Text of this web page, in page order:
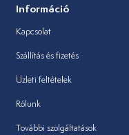
Információ
Kapcsolat
Szállítás és fizetés
Üzleti feltételek
Rólunk
További szolgáltatások